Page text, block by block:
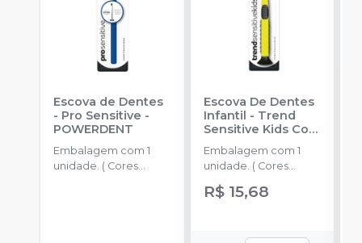
Escova de Dentes
- Pro Sensitive -
POWERDENT
Embalagem com 1
unidade. ( Cores
Escova De Dentes
Infantil - Trend
Sensitive Kids Com
Cerdas ULMA
POWERDENT
Embalagem com 1
unidade. ( Cores
Sortidas)
R$ 15,68